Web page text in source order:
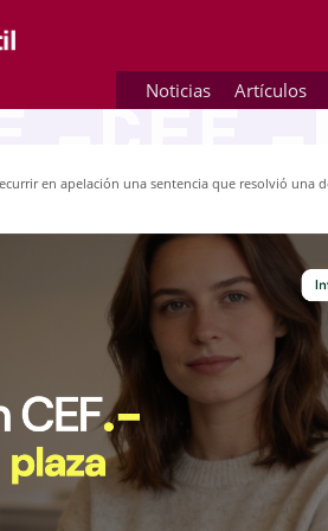
Noticias Artículos
en apelación una sentencia que resolvió una